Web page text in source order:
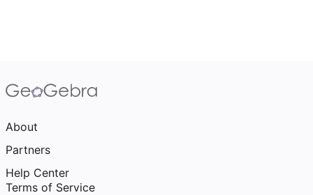
About
Partners
Help Center
Terms of Service